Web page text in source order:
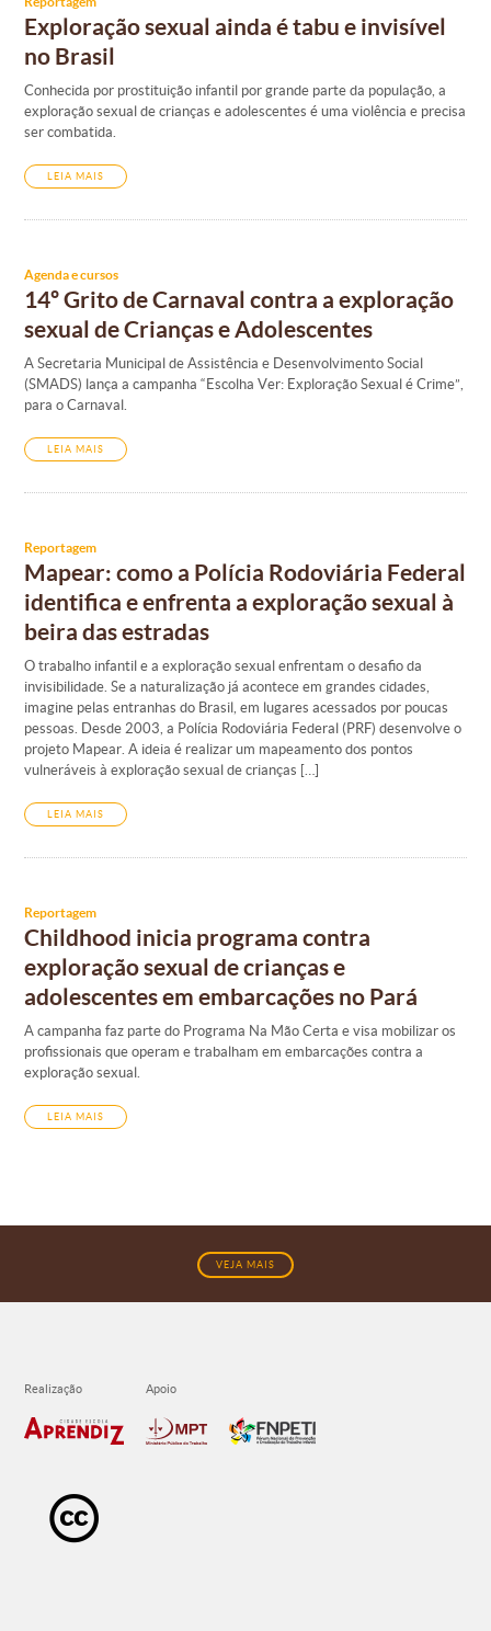
Exploração sexual ainda é tabu e invisível
no Brasil
Conhecida por prostituição infantil por grande parte da população, a
exploração sexual de crianças e adolescentes é uma violência e precisa
ser combatida.
LEIA MAIS
Agenda e cursos
14º Grito de Carnaval contra a exploração
sexual de Crianças e Adolescentes
A Secretaria Municipal de Assistência e Desenvolvimento Social
(SMADS) lança a campanha “Escolha Ver: Exploração Sexual é Crime”,
para o Carnaval.
LEIA MAIS
Reportagem
Mapear: como a Polícia Rodoviária Federal
identifica e enfrenta a exploração sexual à
beira das estradas
O trabalho infantil e a exploração sexual enfrentam o desafio da
invisibilidade. Se a naturalização já acontece em grandes cidades,
imagine pelas entranhas do Brasil, em lugares acessados por poucas
pessoas. Desde 2003, a Polícia Rodoviária Federal (PRF) desenvolve o
projeto Mapear. A ideia é realizar um mapeamento dos pontos
vulneráveis à exploração sexual de crianças […]
LEIA MAIS
Reportagem
Childhood inicia programa contra
exploração sexual de crianças e
adolescentes em embarcações no Pará
A campanha faz parte do Programa Na Mão Certa e visa mobilizar os
profissionais que operam e trabalham em embarcações contra a
exploração sexual.
LEIA MAIS
VEJA MAIS